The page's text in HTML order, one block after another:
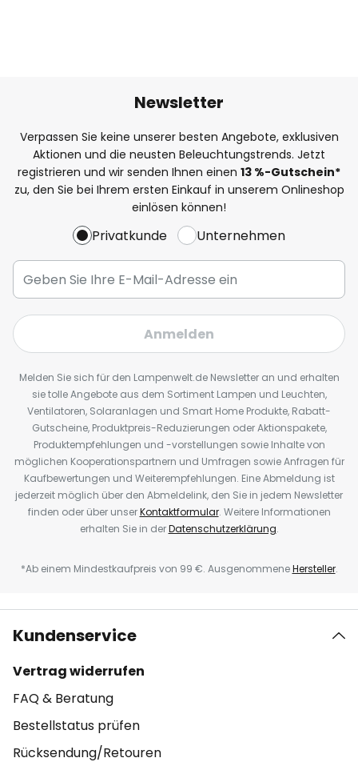
Newsletter
Verpassen Sie keine unserer besten Angebote, exklusiven
Aktionen und die neusten Beleuchtungstrends. Jetzt
registrieren und wir senden Ihnen einen 13 %-Gutschein*
zu, den Sie bei Ihrem ersten Einkauf in unserem Onlineshop
einlösen können!
Privatkunde Unternehmen
Anmelden
Melden Sie sich für den Lampenwelt.de Newsletter an und erhalten
sie tolle Angebote aus dem Sortiment Lampen und Leuchten,
Ventilatoren, Solaranlagen und Smart Home Produkte, Rabatt-
Gutscheine, Produktpreis-Reduzierungen oder Aktionspakete,
Produktempfehlungen und -vorstellungen sowie Inhalte von
möglichen Kooperationspartnern und Umfragen sowie Anfragen für
Kaufbewertungen und Weiterempfehlungen. Eine Abmeldung ist
jederzeit möglich über den Abmeldelink, den Sie in jedem Newsletter
finden oder über unserKontaktformular. Weitere Informationen
erhalten Sie in derDatenschutzerklärung.
*Ab einem Mindestkaufpreis von 99 €. AusgenommeneHersteller.
Kundenservice
Vertrag widerrufen
FAQ & Beratung
Bestellstatus prüfen
Rücksendung/Retouren